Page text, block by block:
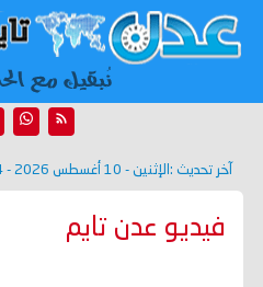
آخر تحديث : الإثنين - 10 أغسطس 2026 - 03:04 ص
فيديو عدن تايم